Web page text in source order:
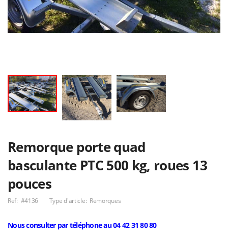
Remorque plateau
rabaissable au sol
HKT Senko
Humbaur
Nous consulter
A222S
5 300,00€
Remorques porte
caddies
Nous consulter
50,00€
Remorque porte quad
basculante PTC 500 kg, roues 13
pouces
Ref: #4136 Type d'article: Remorques
Nous consulter par téléphone au 04 42 31 80 80